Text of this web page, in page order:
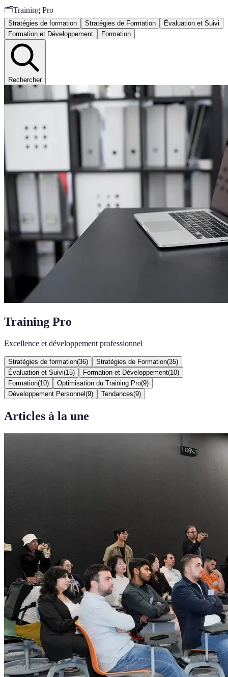
🗂️Training Pro
Stratégies de formation Stratégies de Formation
Évaluation et Suivi
Formation et Développement
Formation
Rechercher
Training Pro
Excellence et développement professionnel
Stratégies de formation(36) Stratégies de Formation(35)
Évaluation et Suivi(15) Formation et Développement(10)
Formation(10) Optimisation du Training Pro(9)
Développement Personnel (9) Tendances(9)
Articles à la une